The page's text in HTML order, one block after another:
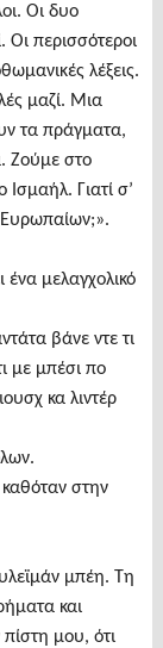
Οι δυο
Οι περισσότεροι
λέξεις.
μαζί. Μια
τα πράγματα,
Ζούμε στο
Γιατί σ’
ένα μελαγχολικό
βάνε ντε τι
με μπέσι πο
κα λιντέρ
στην
μπέη. Τη
και
μου, ότι